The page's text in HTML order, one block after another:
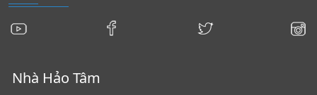
Nhà Hảo Tâm